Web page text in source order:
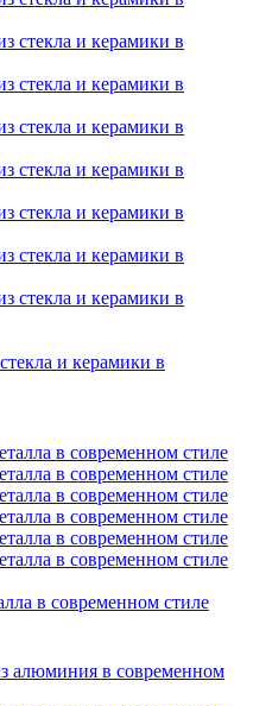
и керамики в
в современном стиле